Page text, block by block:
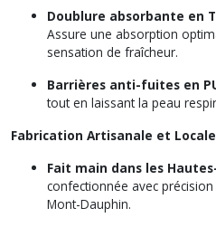
Doublure absorbante en
Assure une absorption
sensation de fraîcheur.
Barrières anti-fuites en
tout en laissant la peau
Fabrication Artisanale et Locale
Fait main dans les
confectionnée avec
Mont-Dauphin.